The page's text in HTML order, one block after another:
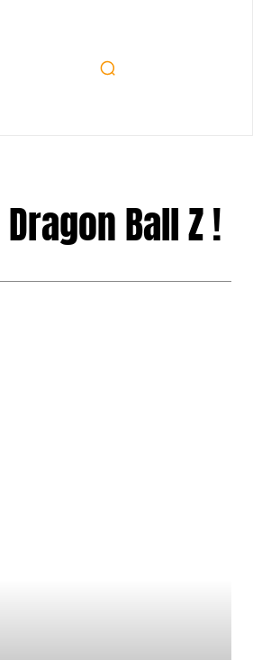
Ball Z !